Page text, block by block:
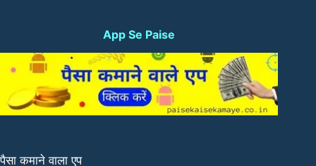
App Se Paise
पैसा कमाने वाला एप